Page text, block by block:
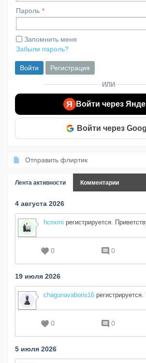
Пароль
Запомнить меня
Забыли пароль?
Войти Регистрация
ИЛИ
Я Войти через
Войти через
Отправить флиртик
Лента активности Комментарии
4 августа 2026
hcnxmi регистрируется.
0 0
19 июля 2026
chagunavaboris16
0 0
5 июля 2026